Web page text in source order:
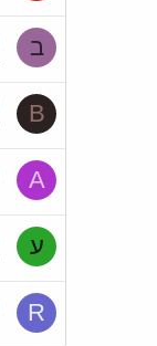
ב
B
A
ע
R